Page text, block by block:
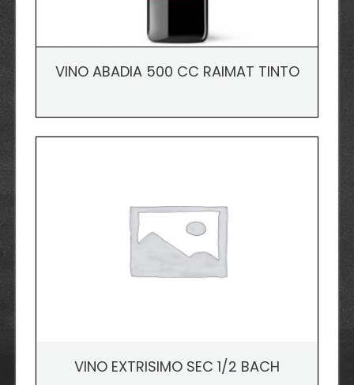
VINO ABADIA 500 CC RAIMAT TINTO
VINO EXTRISIMO SEC 1/2 BACH